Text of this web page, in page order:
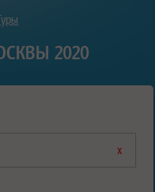
2020
х